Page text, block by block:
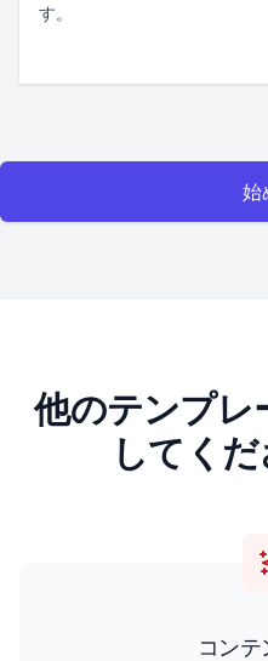
す。
始
他のテンプレ
してく
コンテ